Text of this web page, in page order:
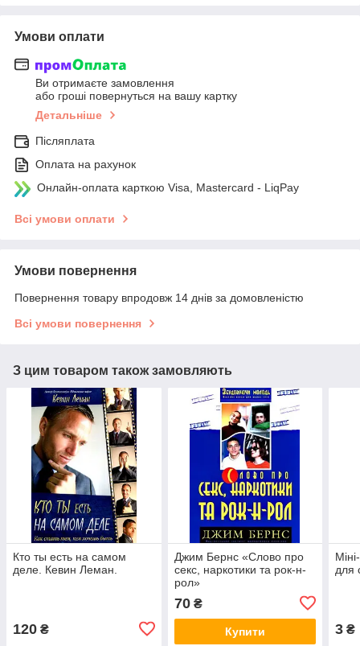
Умови оплати
Ви отримаєте замовлення
або гроші повернуться на вашу картку
Детальніше
Післяплата
Оплата на рахунок
Онлайн-оплата карткою Visa, Mastercard - LiqPay
Всі умови оплати
Умови повернення
Повернення товару впродовж 14 днів за домовленістю
Всі умови повернення
З цим товаром також замовляють
Кто ты есть на самом
деле. Кевин Леман.
120 ₴
Джим Бернс «Слово про
секс, наркотики та рок-н-
рол»
70₴
Купити
для
3 ₴